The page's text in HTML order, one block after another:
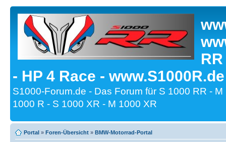
- HP 4 Race -
S1000-Forum.de - Das Forum für S 1000 RR -
1000 R - S 1000 XR - M 1000 XR
Portal » Foren-Übersicht » BMW-Motorrad-Portal